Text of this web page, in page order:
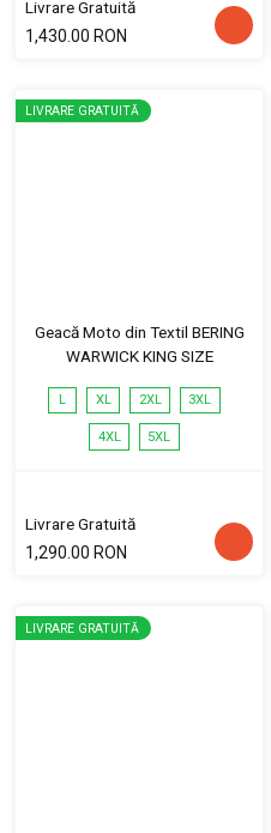
Livrare Gratuită
1,430.00 RON
LIVRARE GRATUITĂ
Geacă Moto din Textil BERING
WARWICK KING SIZE
L XL 2XL 3XL
4XL 5XL
Livrare Gratuită
1,290.00 RON
LIVRARE GRATUITĂ